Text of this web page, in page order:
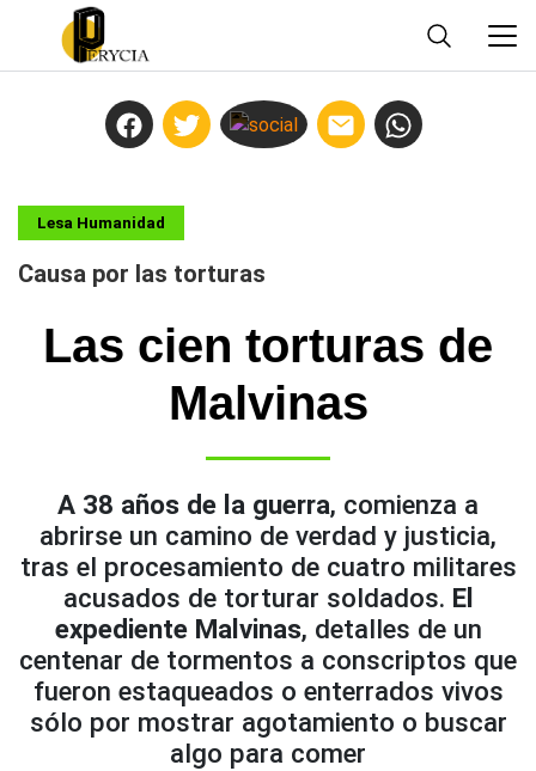
Lesa Humanidad
Causa por las torturas
Las cien torturas de
Malvinas
A 38 años de la guerra, comienza a
abrirse un camino de verdad y justicia,
tras el procesamiento de cuatro militares
acusados de torturar soldados. El
expediente Malvinas, detalles de un
centenar de tormentos a conscriptos que
fueron estaqueados o enterrados vivos
sólo por mostrar agotamiento o buscar
algo para comer